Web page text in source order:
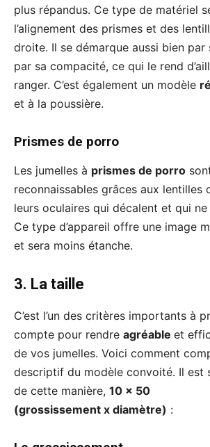
plus répandus. Ce type de matériel
l’alignement des prismes et des
droite. Il se démarque aussi bien par
par sa compacité, ce qui le rend
ranger. C’est également un modèle
et à la poussière.
Prismes de porro
Les jumelles à prismes de porro
reconnaissables grâces aux lentilles
leurs oculaires qui décalent et qui ne
Ce type d’appareil offre une image
et sera moins étanche.
3. La taille
C’est l’un des critères importants à
compte pour rendre agréable et
de vos jumelles. Voici comment
descriptif du modèle convoité. Il est
de cette manière, 10 x 50
(grossissement x diamètre) :